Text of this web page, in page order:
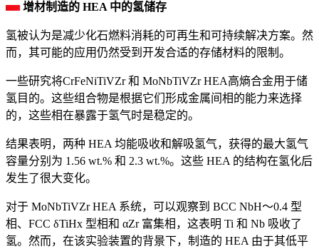
增材制造的 HEA 中的氢储存
氢被认为是减少化石燃料消耗的可再生和可持续解决方案。然
而，其可能的应用仍然受到开发合适的存储材料的限制。
一些研究将CrFeNiTiVZr 和 MoNbTiVZr HEA高熵合金用于储
氢目的。这些组合物是根据它们形成金属间相的能力来选择
的，这些相在暴露于氢气时是稳定的。
结果表明，两种 HEA 均能吸收和解吸氢气，获得的最大氢气
容量分别为 1.56 wt.% 和 2.3 wt.%。这些 HEA 的结构在氢化后
发生了很大变化。
对于 MoNbTiVZr HEA 系统，可以观察到 BCC NbH～0.4 型
相、FCC δTiHx 型相和 αZr 富集相，这表明 Ti 和 Nb 吸收了
氢。然而，在该实验装置的背景下，制造的 HEA 由于其低平